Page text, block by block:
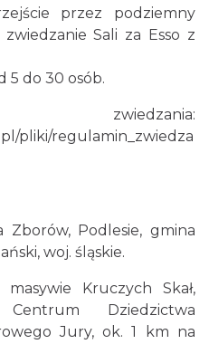
przez podziemny
Sali za Esso z
5 do 30 osób.
pliki/regulamin_zwiedza
Zborów, Podlesie, gmina
woj. śląskie.
Kruczych Skał,
Dziedzictwa
Jury, ok. 1 km na